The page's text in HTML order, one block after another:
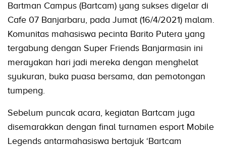
Bartman Campus (Bartcam) yang sukses digelar di
Cafe 07 Banjarbaru, pada Jumat (16/4/2021) malam.
Komunitas mahasiswa pecinta Barito Putera yang
tergabung dengan Super Friends Banjarmasin ini
merayakan hari jadi mereka dengan menghelat
syukuran, buka puasa bersama, dan pemotongan
tumpeng.
Sebelum puncak acara, kegiatan Bartcam juga
disemarakkan dengan final turnamen esport Mobile
Legends antarmahasiswa bertajuk ‘Bartcam